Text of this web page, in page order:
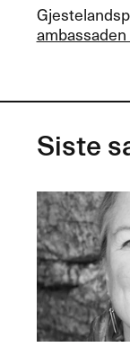
Siste